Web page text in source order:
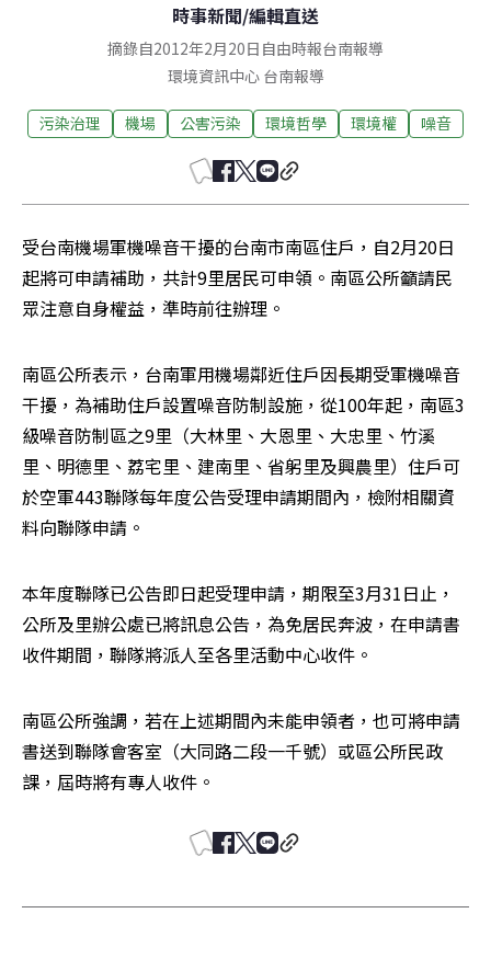
時事新聞/編輯直送
摘錄自2012年2月20日自由時報台南報導
環境資訊中心 台南報導
污染治理 機場 公害污染 環境哲學 環境權 噪音
受台南機場軍機噪音干擾的台南市南區住戶，自2月20日
起將可申請補助，共計9里居民可申領。南區公所籲請民
眾注意自身權益，準時前往辦理。
南區公所表示，台南軍用機場鄰近住戶因長期受軍機噪音
干擾，為補助住戶設置噪音防制設施，從100年起，南區3
級噪音防制區之9里（大林里、大恩里、大忠里、竹溪
里、明德里、荔宅里、建南里、省躬里及興農里）住戶可
於空軍443聯隊每年度公告受理申請期間內，檢附相關資
料向聯隊申請。
本年度聯隊已公告即日起受理申請，期限至3月31日止，
公所及里辦公處已將訊息公告，為免居民奔波，在申請書
收件期間，聯隊將派人至各里活動中心收件。
南區公所強調，若在上述期間內未能申領者，也可將申請
書送到聯隊會客室（大同路二段一千號）或區公所民政
課，屆時將有專人收件。